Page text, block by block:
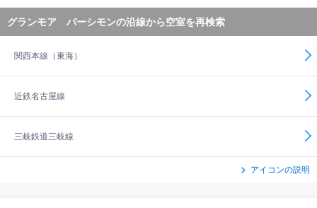
グランモア パーシモンの沿線から空室を再検索
関西本線（東海）
近鉄名古屋線
三岐鉄道三岐線
アイコンの説明